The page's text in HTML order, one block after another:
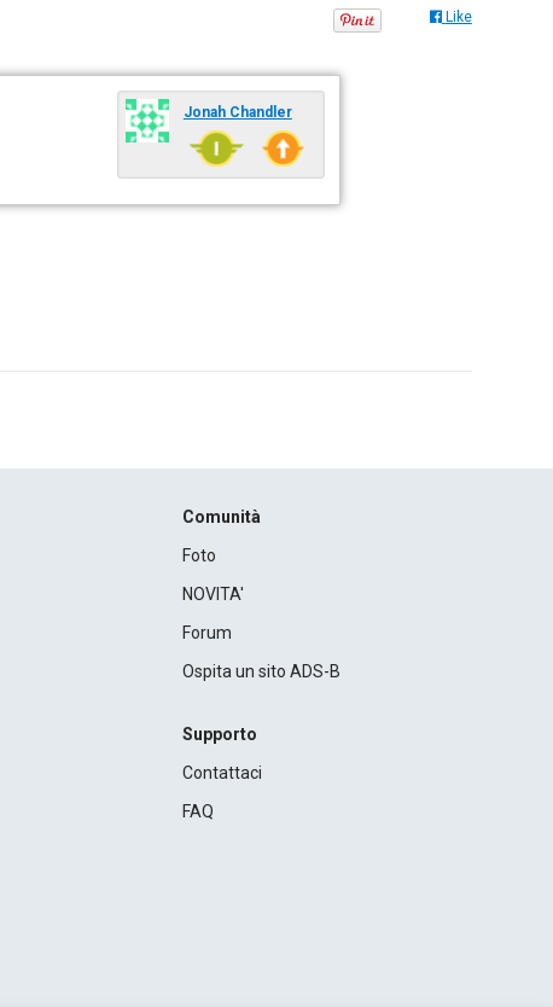
Like
Jonah Chandler
Comunità
Foto
NOVITA'
Forum
Ospita un sito ADS-B
Supporto
Contattaci
FAQ